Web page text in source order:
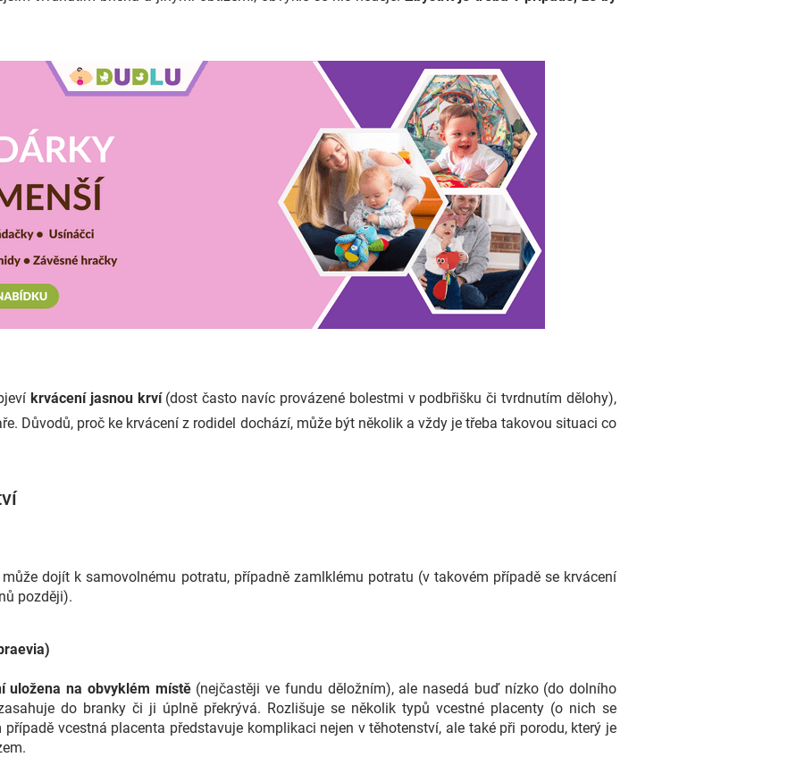
krvácení jasnou krví(dost často navíc provázené bolestmi v podbřišku či tvrdnutím dělohy),
Důvodů, proč ke krvácení z rodidel dochází, může být několik a vždy je třeba takovou situaci co
dojít k samovolnému potratu, případně zamlklému potratu (v takovém případě se krvácení
později).
uložena na obvyklém místě (nejčastěji ve fundu děložním), ale nasedá buď nízko (do dolního
do branky či ji úplně překrývá. Rozlišuje se několik typů vcestné placenty (o nich se
vcestná placenta představuje komplikaci nejen v těhotenství, ale také při porodu, který je